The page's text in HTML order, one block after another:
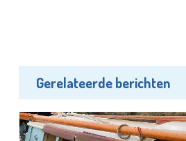
Gerelateerde berichten